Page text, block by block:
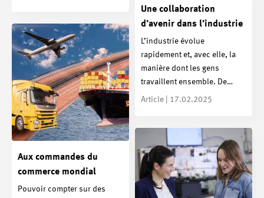
Une collaboration
d’avenir dans l’industrie
L’industrie évolue
rapidement et, avec elle, la
manière dont les gens
travaillent ensemble. De…
Article | 17.02.2025
Aux commandes du
commerce mondial
Pouvoir compter sur des